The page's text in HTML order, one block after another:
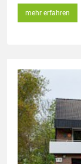
mehr erfahren